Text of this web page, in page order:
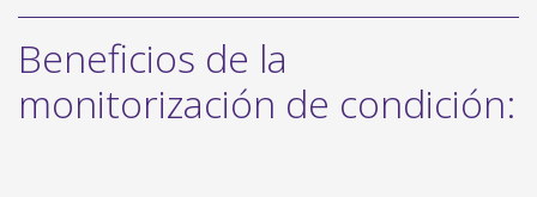
Beneficios de la
monitorización de condición: